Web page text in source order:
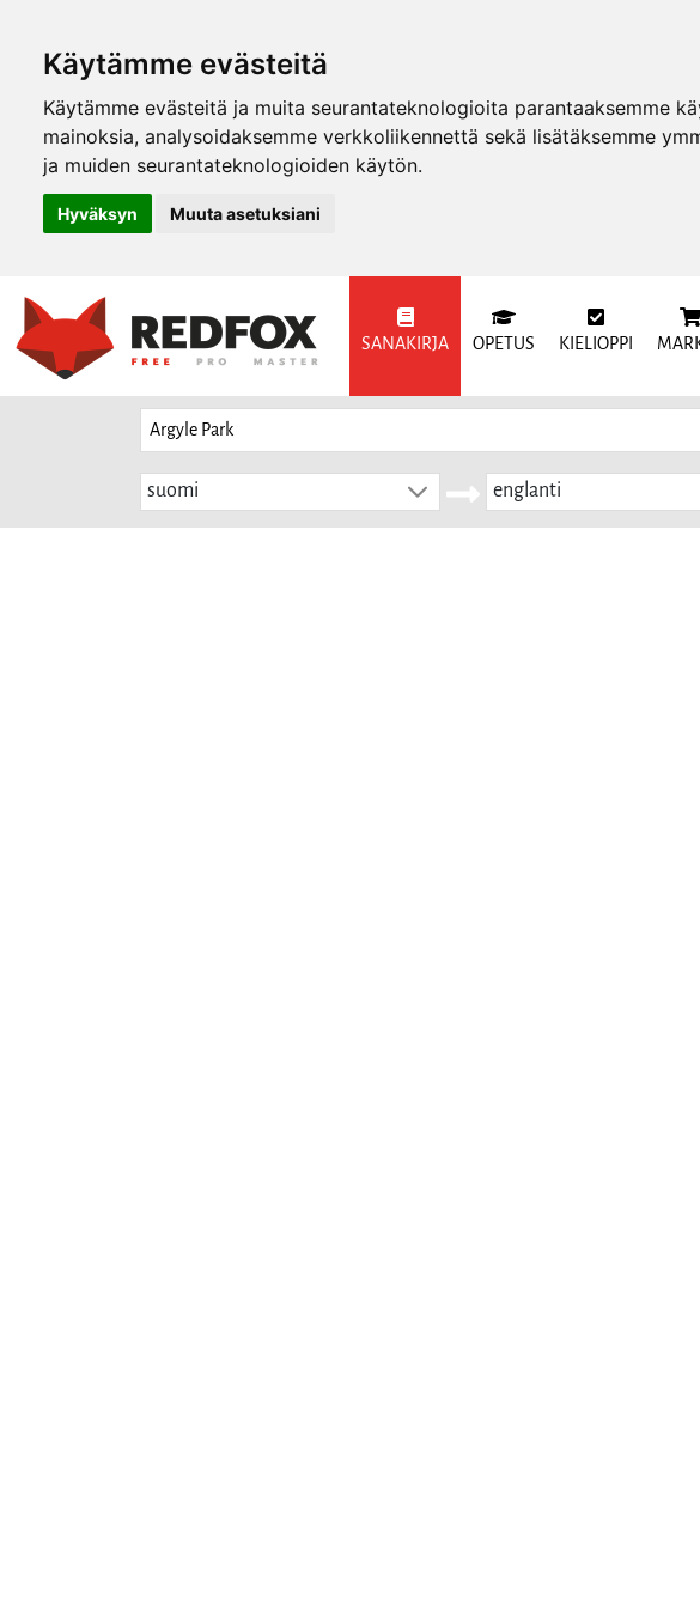
Käytämme evästeitä
Käytämme evästeitä ja muita seurantateknologioita parantaaksemme
mainoksia, analysoidaksemme verkkoliikennettä sekä lisätäksemme
ja muiden seurantateknologioiden käytön.
Hyväksyn Muuta asetuksiani
SANAKIRJA OPETUS KIELIOPPI
suomi englanti